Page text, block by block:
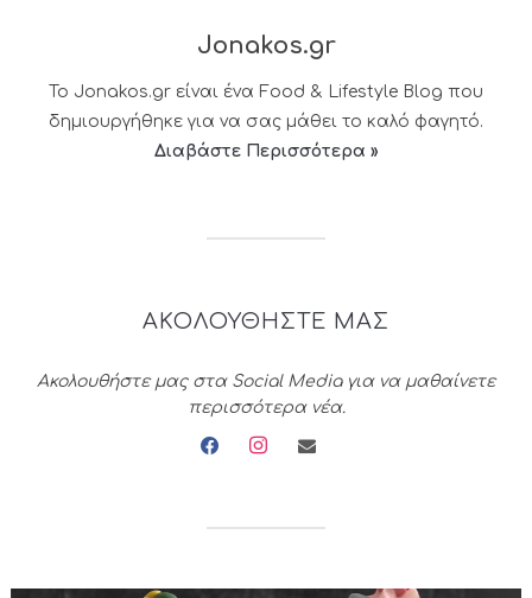
Jonakos.gr
Το Jonakos.gr είναι ένα Food & Lifestyle Blog που
δημιουργήθηκε για να σας μάθει το καλό φαγητό.
Διαβάστε Περισσότερα »
ΑΚΟΛΟΥΘΗΣΤΕ ΜΑΣ
Ακολουθήστε μας στα Social Media για να μαθαίνετε
περισσότερα νέα.
facebookinstagramenvelope